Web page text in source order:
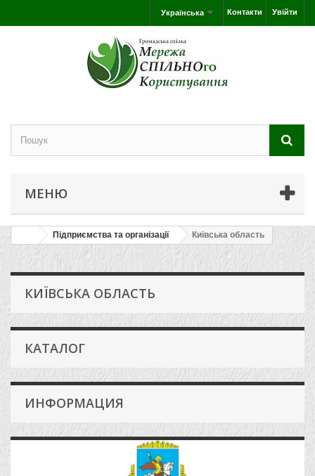
Увійти
Контакти
Українська
МЕНЮ
Підприємства та організації Київська область
КИЇВСЬКА ОБЛАСТЬ
КАТАЛОГ
ИНФОРМАЦИЯ